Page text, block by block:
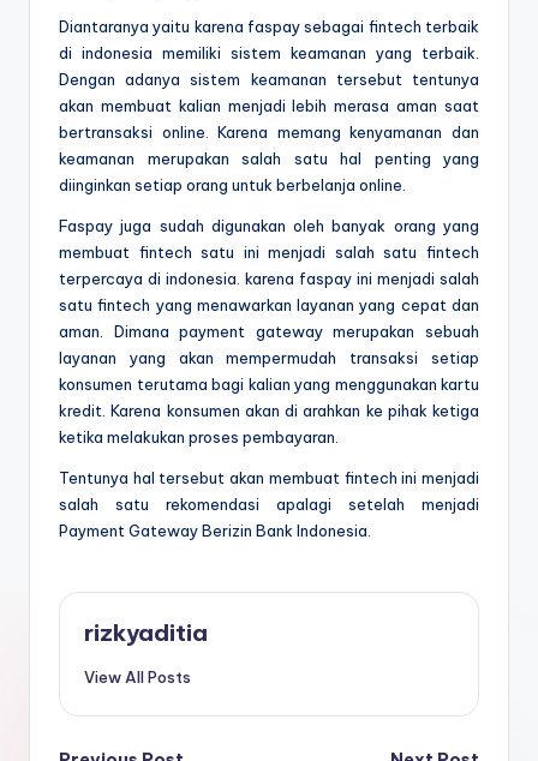
Diantaranya yaitu karena faspay sebagai fintech terbaik
di indonesia memiliki sistem keamanan yang terbaik.
Dengan adanya sistem keamanan tersebut tentunya
akan membuat kalian menjadi lebih merasa aman saat
bertransaksi online. Karena memang kenyamanan dan
keamanan merupakan salah satu hal penting yang
diinginkan setiap orang untuk berbelanja online.
Faspay juga sudah digunakan oleh banyak orang yang
membuat fintech satu ini menjadi salah satu fintech
terpercaya di indonesia. karena faspay ini menjadi salah
satu fintech yang menawarkan layanan yang cepat dan
aman. Dimana payment gateway merupakan sebuah
layanan yang akan mempermudah transaksi setiap
konsumen terutama bagi kalian yang menggunakan kartu
kredit. Karena konsumen akan di arahkan ke pihak ketiga
ketika melakukan proses pembayaran.
Tentunya hal tersebut akan membuat fintech ini menjadi
salah satu rekomendasi apalagi setelah menjadi
Payment Gateway Berizin Bank Indonesia.
rizkyaditia
View All Posts